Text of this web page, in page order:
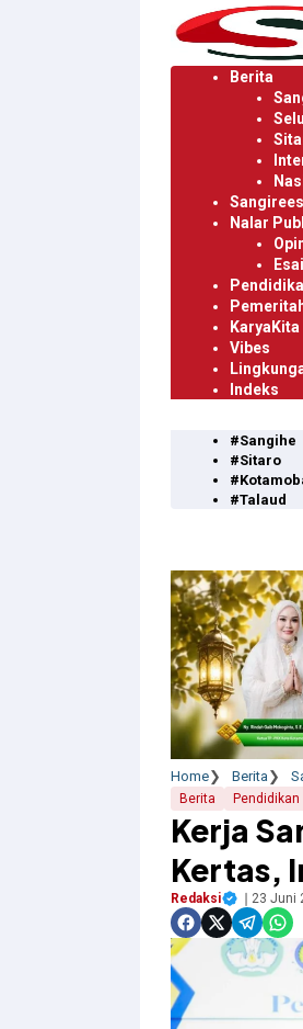
Langsung
Berita
Sangirees
Nalar
Esai
KaryaKita
Vibes
Indeks
#Sangihe
#Sitaro
#Talaud
Home Berita
Berita Pendidikan
Kerja
Kertas,
Redaksi 23 Juni